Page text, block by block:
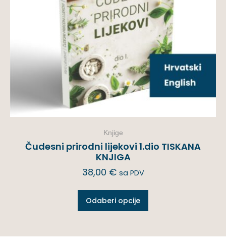
Knjige
Čudesni prirodni lijekovi 1.dio TISKANA
KNJIGA
38,00 € sa PDV
Odaberi opcije